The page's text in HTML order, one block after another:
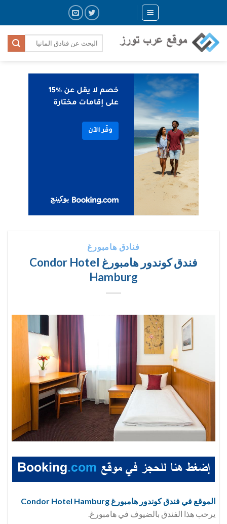
content
فنادق هامبورغ
فندق كوندور هامبورغ Condor Hotel
Hamburg
الموقع في فندق كوندور هامبورغ Condor Hotel Hamburg
يرحب هذا الفندق بالضيوف في هامبورغ.